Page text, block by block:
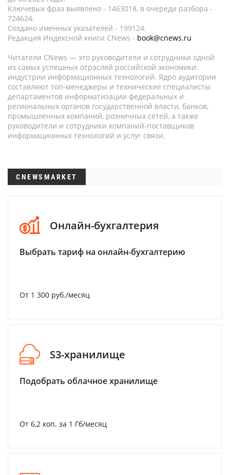
Ключевых фраз выявлено - 1463018, в очереди разбора -
724624.
Создано именных указателей - 199124.
Редакция Индексной книги CNews - book@cnews.ru
Читатели CNews — это руководители и сотрудники одной
из самых успешных отраслей российской экономики:
индустрии информационных технологий. Ядро аудитории
составляют топ-менеджеры и технические специалисты
департаментов информатизации федеральных и
региональных органов государственной власти, банков,
промышленных компаний, розничных сетей, а также
руководители и сотрудники компаний-поставщиков
информационных технологий и услуг связи.
CNEWSMARKET
Онлайн-бухгалтерия
Выбрать тариф на онлайн-бухгалтерию
От 1 300 руб./месяц
S3-хранилище
Подобрать облачное хранилище
От 6,2 коп. за 1 Гб/месяц